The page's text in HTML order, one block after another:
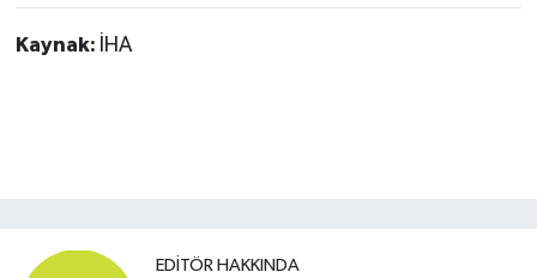
Kaynak: İHA
EDITÖR HAKKINDA